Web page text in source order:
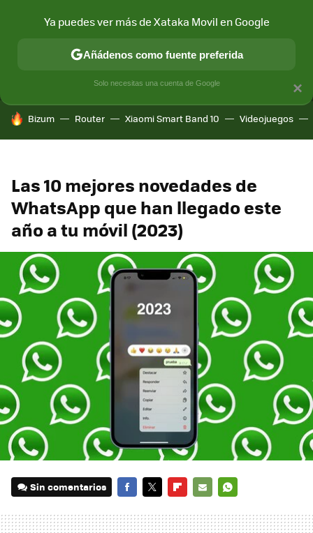
MÓVIL Y SOCIEDAD APLICACIONES
HOY SE HABLA DE
Bizum Router Xiaomi Smart Band 10 Videojuegos
Las 10 mejores novedades de
WhatsApp que han llegado este
año a tu móvil (2023)
Sin comentarios
MAIL
×
Ya puedes ver más de Xataka Movil en Google
Añádenos como fuente preferida
Solo necesitas una cuenta de Google